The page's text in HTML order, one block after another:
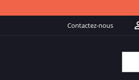
Contactez-nous